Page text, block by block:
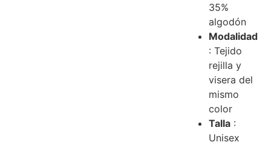
35%
algodón
Modalidad
: Tejido
rejilla y
visera del
mismo
color
Talla :
Unisex